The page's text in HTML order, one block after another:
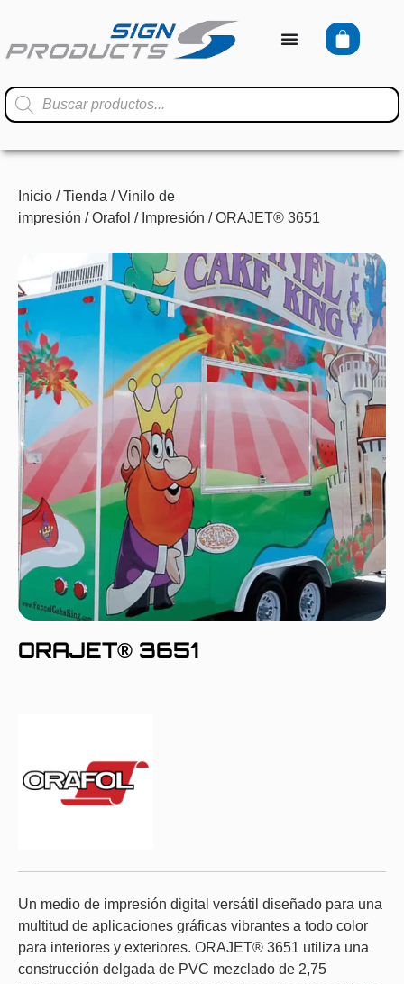
Inicio /Tienda /Vinilo de
impresión /Orafol / Impresión / ORAJET® 3651
ORAJET® 3651
Un medio de impresión digital versátil diseñado para una
multitud de aplicaciones gráficas vibrantes a todo color
para interiores y exteriores. ORAJET® 3651 utiliza una
construcción delgada de PVC mezclado de 2,75